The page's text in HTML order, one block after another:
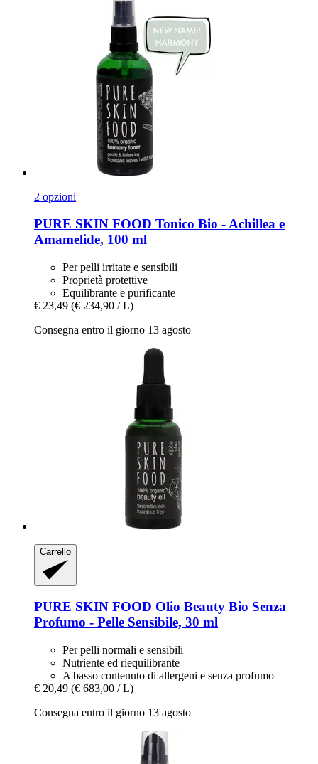
2 opzioni
PURE SKIN FOOD Tonico Bio -​ Achillea e
Amamelide, 100 ml
Per pelli irritate e sensibili
Proprietà protettive
Equilibrante e purificante
€ 23,49 (€ 234,90 / L)
Consegna entro il giorno 13 agosto
Carrello
PURE SKIN FOOD Olio Beauty Bio Senza
Profumo -​ Pelle Sensibile, 30 ml
Per pelli normali e sensibili
Nutriente ed riequilibrante
A basso contenuto di allergeni e senza profumo
€ 20,49 (€ 683,00 / L)
Consegna entro il giorno 13 agosto